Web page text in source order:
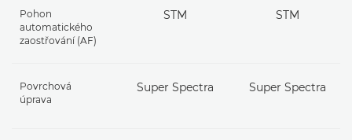
Pohon
automatického
zaostřování (AF)
STM STM
Povrchová
úprava
Super Spectra Super Spectra